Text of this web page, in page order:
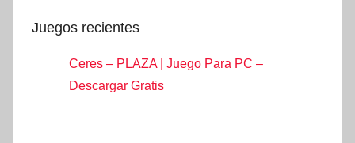
Juegos recientes
Ceres – PLAZA | Juego Para PC –
Descargar Gratis